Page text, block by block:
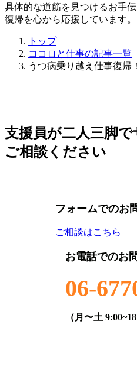
具体的な道筋を見つけるお手
復帰を心から応援しています。
トップ
ココロと仕事の記事一覧
うつ病乗り越え仕事復帰
支援員が二人三脚で
ご相談ください
フォームでのお
ご相談はこちら
お電話でのお
06-
（月〜土